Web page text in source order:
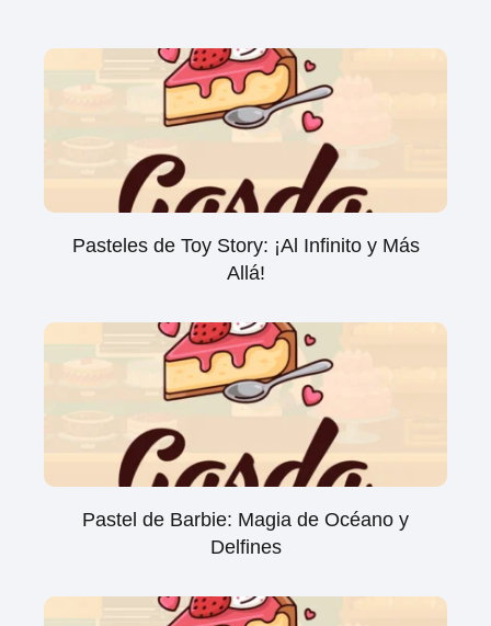
Pasteles de Toy Story: ¡Al Infinito y Más
Allá!
Pastel de Barbie: Magia de Océano y
Delfines